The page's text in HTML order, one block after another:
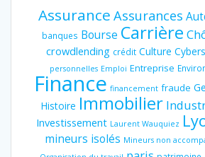
Assurance Assurances
banques Bourse Carrière
crowdlending crédit Culture
personnelles Emploi Entreprise
Finance financement fraude
Histoire Immobilier
Investissement Laurent Wauquiez
mineurs isolés Mineurs non